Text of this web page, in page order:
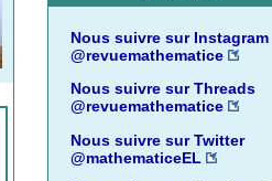
Nous suivre sur Instagram
@revuemathematice
Nous suivre sur Threads
@revuemathematice
Nous suivre sur Twitter
@mathematiceEL